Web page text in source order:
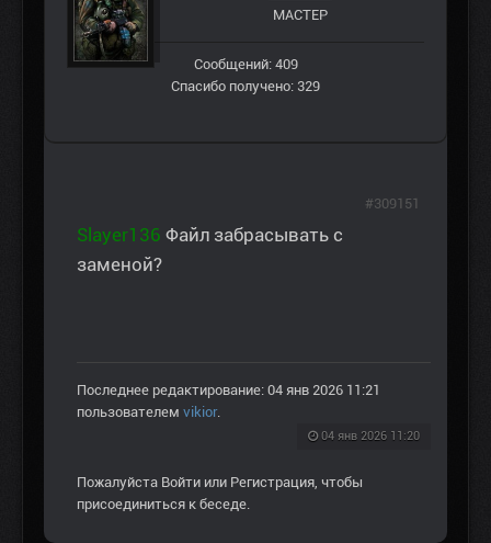
МАСТЕР
Сообщений: 409
Спасибо получено: 329
Slayer136 Файл забрасывать с
заменой?
Последнее редактирование: 04 янв 2026 11:21
пользователем vikior.
04 янв 2026 11:20
#309151
Пожалуйста Войти или Регистрация, чтобы
присоединиться к беседе.